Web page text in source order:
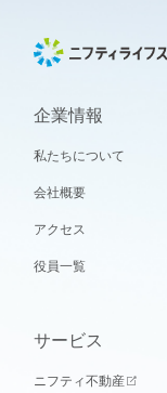
企業情報
私たちについて
会社概要
アクセス
役員一覧
サービス
ニフティ不動産